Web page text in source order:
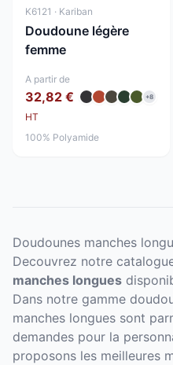
K6121 · Kariban
Doudoune légère
femme
A partir de
32,82 €
HT
+8
100% Polyamide
Doudounes manches
Decouvrez notre
manches longues
Dans notre gamme
manches longues sont
demandes pour la
proposons les meilleures